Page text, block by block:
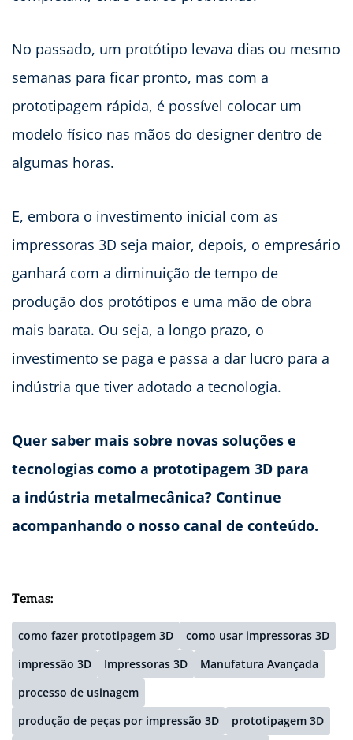
No passado, um protótipo levava dias ou mesmo
semanas para ficar pronto, mas com a
prototipagem rápida, é possível colocar um
modelo físico nas mãos do designer dentro de
algumas horas.
E, embora o investimento inicial com as
impressoras 3D seja maior, depois, o empresário
ganhará com a diminuição de tempo de
produção dos protótipos e uma mão de obra
mais barata. Ou seja, a longo prazo, o
investimento se paga e passa a dar lucro para a
indústria que tiver adotado a tecnologia.
Quer saber mais sobre novas soluções e
tecnologias como a prototipagem 3D para
a indústria metalmecânica? Continue
acompanhando o nosso canal de conteúdo.
Temas:
como fazer prototipagem 3D
como usar impressoras 3D
impressão 3D
Impressoras 3D
Manufatura Avançada
processo de usinagem
produção de peças por impressão 3D
prototipagem 3D